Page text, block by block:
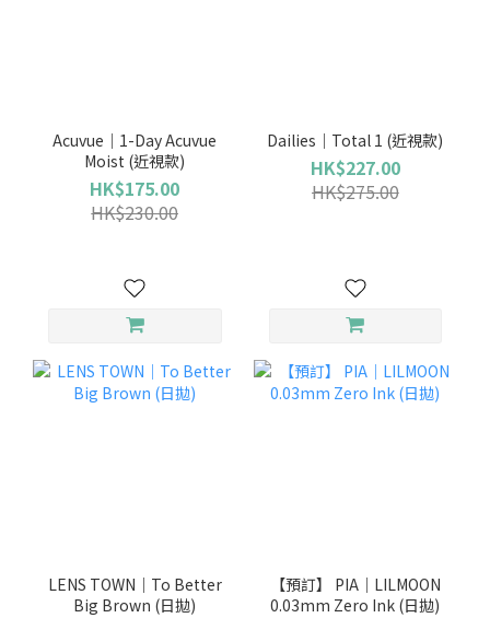
Acuvue｜1-Day Acuvue
Moist (近視款)
HK$175.00
HK$230.00
Dailies｜Total 1 (近視款)
HK$227.00
HK$275.00
LENS TOWN｜To Better
Big Brown (日拋)
【預訂】 PIA｜LILMOON
0.03mm Zero Ink (日拋)